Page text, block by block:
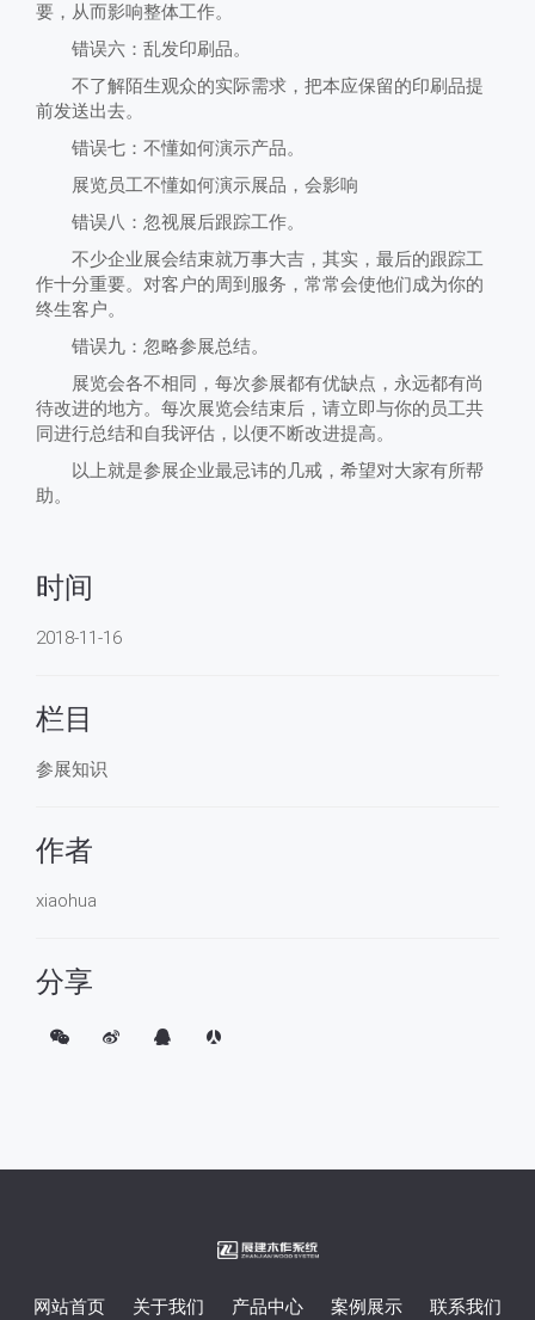
要，从而影响整体工作。
错误六：乱发印刷品。
不了解陌生观众的实际需求，把本应保留的印刷品提
前发送出去。
错误七：不懂如何演示产品。
展览员工不懂如何演示展品，会影响
错误八：忽视展后跟踪工作。
不少企业展会结束就万事大吉，其实，最后的跟踪工
作十分重要。对客户的周到服务，常常会使他们成为你的
终生客户。
错误九：忽略参展总结。
展览会各不相同，每次参展都有优缺点，永远都有尚
待改进的地方。每次展览会结束后，请立即与你的员工共
同进行总结和自我评估，以便不断改进提高。
以上就是参展企业最忌讳的几戒，希望对大家有所帮
助。
时间
2018-11-16
栏目
参展知识
作者
xiaohua
分享
网站首页 关于我们 产品中心 案例展示 联系我们